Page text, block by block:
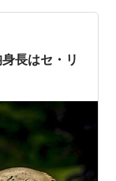
。面倒だと愚
ながら「も
…長はセ・リ